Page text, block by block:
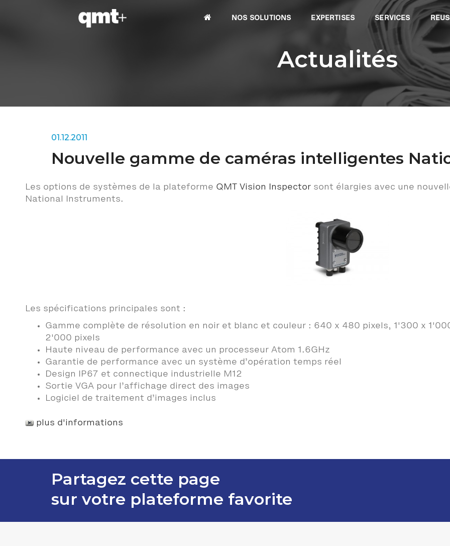
NOS SOLUTIONS EXPERTISES SERVICES
Actualités
01.12.2011
Nouvelle gamme de caméras intelligentes
Les options de systèmes de la plateforme QMT Vision Inspector sont élargies avec une
National Instruments.
Les spécifications principales sont :
Gamme complète de résolution en noir et blanc et couleur : 640 x 480 pixels, 1'300 x
2'000 pixels
Haute niveau de performance avec un processeur Atom 1.6GHz
Garantie de performance avec un système d’opération temps réel
Design IP67 et connectique industrielle M12
Sortie VGA pour l’affichage direct des images
Logiciel de traitement d’images inclus
plus d'informations
Partagez cette page
sur votre plateforme favorite